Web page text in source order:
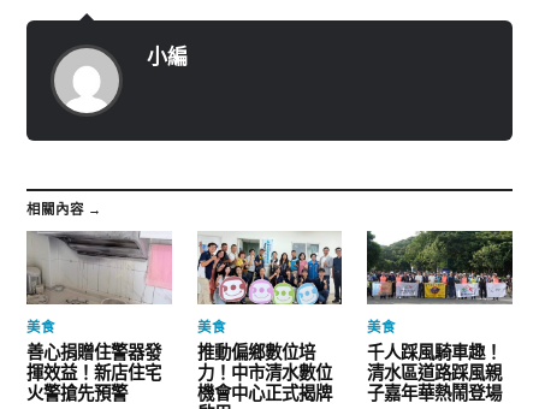
小編
相關內容 →
美食
善心捐贈住警器發
揮效益！新店住宅
火警搶先預警
美食
推動偏鄉數位培
力！中市清水數位
機會中心正式揭牌
美食
千人踩風騎車趣！
清水區道路踩風親
子嘉年華熱鬧登場